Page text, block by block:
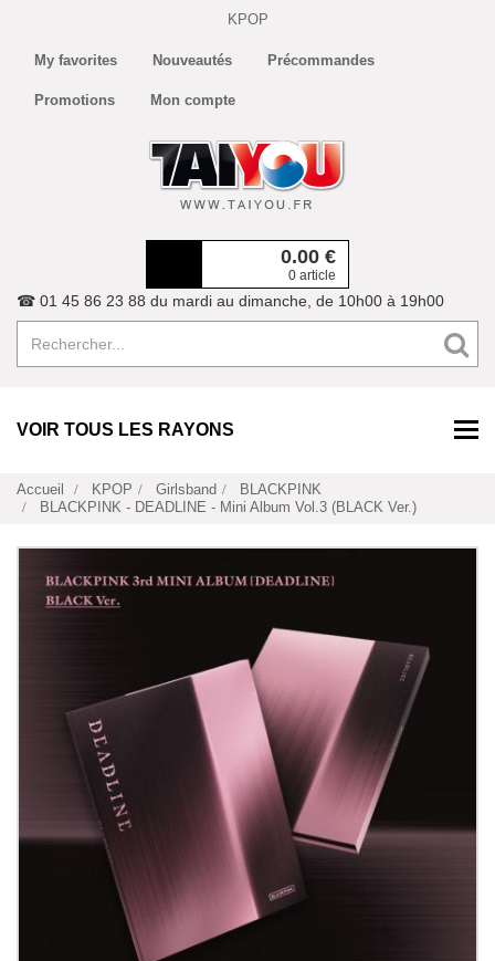
KPOP
My favorites Nouveautés Précommandes
Promotions Mon compte
0.00 €
0 article
☎ 01 45 86 23 88 du mardi au dimanche, de 10h00 à 19h00
VOIR TOUS LES RAYONS
Accueil KPOP Girlsband
BLACKPINK
BLACKPINK - DEADLINE - Mini Album Vol.3 (BLACK Ver.)